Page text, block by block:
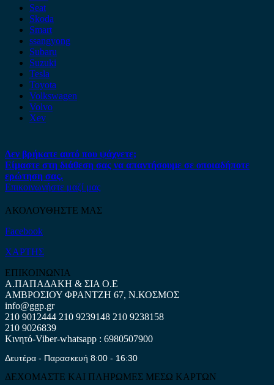
Seat
Skoda
Smart
ssangyong
Subaru
Suzuki
Tesla
Toyota
Volkswagen
Volvo
Xev
Δεν βρήκατε αυτό που ψάχνετε;
Είμαστε στη διάθεση σας να απαντήσουμε σε οποιαδήποτε
ερώτηση σας.
Επικοινωνήστε μαζί μας
ΑΚΟΛΟΥΘΗΣΤΕ ΜΑΣ
Facebook
ΧΑΡΤΗΣ
ΕΠΙΚΟΙΝΩΝΙΑ
Α.ΠΑΠΑΔΑΚΗ & ΣΙΑ Ο.Ε
ΑΜΒΡΟΣΙΟΥ ΦΡΑΝΤΖΗ 67, Ν.ΚΟΣΜΟΣ
info@ggp.gr
210 9012444 210 9239148 210 9238158
210 9026839
Κινητό-Viber-whatsapp : 6980507900
Δευτέρα - Παρασκευή 8:00 - 16:30
ΔΕΧΟΜΑΣΤΕ ΚΑΙ ΠΛΗΡΩΜΕΣ ΜΕΣΩ ΚΑΡΤΩΝ